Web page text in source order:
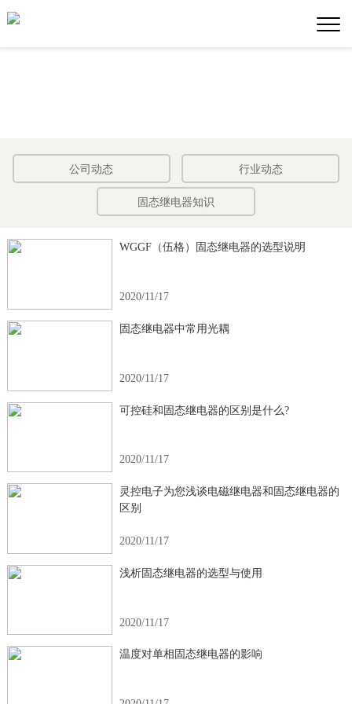
公司动态 行业动态
固态继电器知识
WGGF（伍格）固态继电器的选型说明
2020/11/17
固态继电器中常用光耦
2020/11/17
可控硅和固态继电器的区别是什么?
2020/11/17
灵控电子为您浅谈电磁继电器和固态继电器的
区别
2020/11/17
浅析固态继电器的选型与使用
2020/11/17
温度对单相固态继电器的影响